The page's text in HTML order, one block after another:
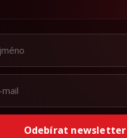
Odebírat newsletter